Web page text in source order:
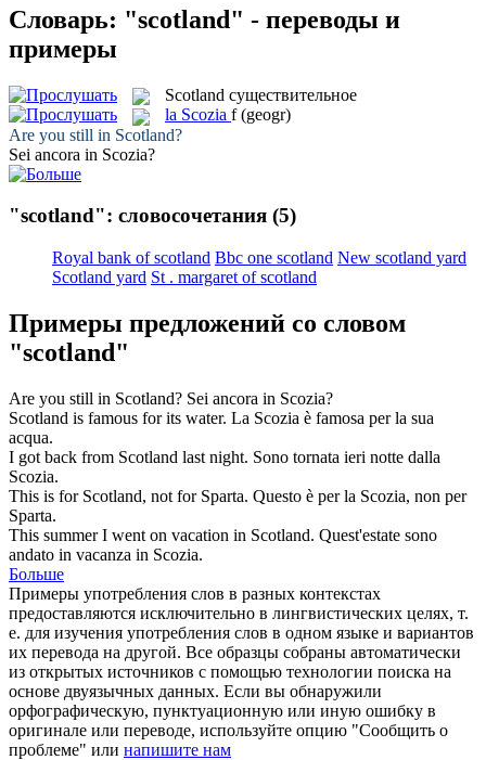
Словарь: "scotland" - переводы и
примеры
Scotland существительное
la Scozia f (geogr)
Are you still in Scotland?
Sei ancora in Scozia?
"scotland": словосочетания (5)
Royal bank of scotland Bbc one scotland New scotland yard
Scotland yard St . margaret of scotland
Примеры предложений со словом
"scotland"
Are you still in Scotland? Sei ancora in Scozia?
Scotland is famous for its water. La Scozia è famosa per la sua
acqua.
I got back from Scotland last night. Sono tornata ieri notte dalla
Scozia.
This is for Scotland, not for Sparta. Questo è per la Scozia, non per
Sparta.
This summer I went on vacation in Scotland. Quest'estate sono
andato in vacanza in Scozia.
Больше
Примеры употребления слов в разных контекстах
предоставляются исключительно в лингвистических целях, т.
е. для изучения употребления слов в одном языке и вариантов
их перевода на другой. Все образцы собраны автоматически
из открытых источников с помощью технологии поиска на
основе двуязычных данных. Если вы обнаружили
орфографическую, пунктуационную или иную ошибку в
оригинале или переводе, используйте опцию "Сообщить о
проблеме" или напишите нам